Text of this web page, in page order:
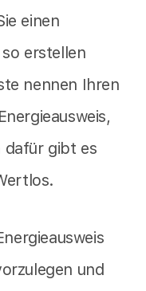
einen
erstellen
nennen Ihren
dafür gibt es
und